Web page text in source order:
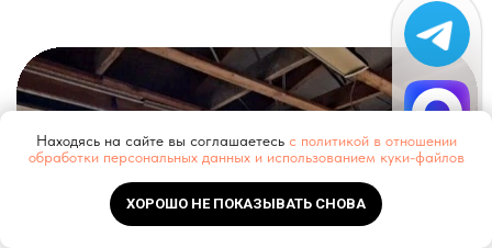
Находясь на сайте вы соглашаетесь с политикой в отношении
обработки персональных данных и использованием куки-файлов
ХОРОШО НЕ ПОКАЗЫВАТЬ СНОВА